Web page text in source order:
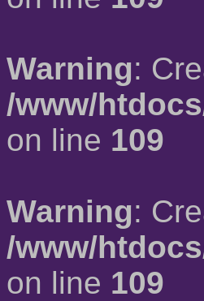
Warning:
/www/
on line 109
Warning:
/www/
on line 109